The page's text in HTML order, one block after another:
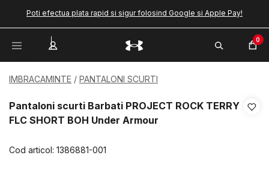
Poti efectua plata rapid si sigur folosind Google si Apple Pay!
0
IMBRACAMINTE PANTALONI SCURTI
Pantaloni scurti Barbati PROJECT ROCK TERRY
FLC SHORT BOH Under Armour
Cod articol: 1386881-001